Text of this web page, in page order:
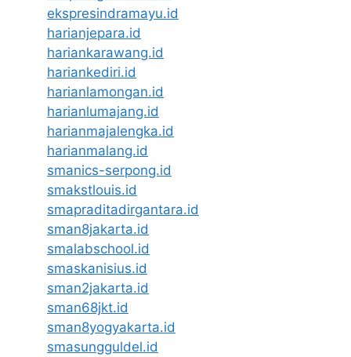
ekspresindramayu.id
harianjepara.id
hariankarawang.id
hariankediri.id
harianlamongan.id
harianlumajang.id
harianmajalengka.id
harianmalang.id
smanics-serpong.id
smakstlouis.id
smapraditadirgantara.id
sman8jakarta.id
smalabschool.id
smaskanisius.id
sman2jakarta.id
sman68jkt.id
sman8yogyakarta.id
smasungguldel.id